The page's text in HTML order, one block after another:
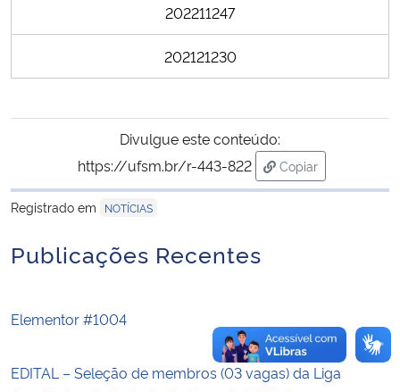
Secretaria de Governo
Advocacia-Geral da União
202211247
202121230
Divulgue este conteúdo:
https://ufsm.br/r-443-822
Copiar
para área de
Registrado em
NOTÍCIAS
Publicações Recentes
Elementor #1004
EDITAL – Seleção de membros (03 vagas) da Liga